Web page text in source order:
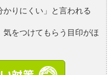
かりにくい」と言われる
気をつけてもらう目印がほ